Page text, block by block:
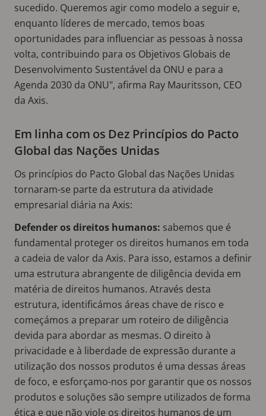
sucedido. Queremos agir como modelo a seguir e,
enquanto líderes de mercado, temos boas
oportunidades para influenciar as pessoas à nossa
volta, contribuindo para os Objetivos Globais de
Desenvolvimento Sustentável da ONU e para a
Agenda 2030 da ONU", afirma Ray Mauritsson, CEO
da Axis.
Em linha com os Dez Princípios do Pacto
Global das Nações Unidas
Os princípios do Pacto Global das Nações Unidas
tornaram-se parte da estrutura da atividade
empresarial diária na Axis:
Defender os direitos humanos: sabemos que é
fundamental proteger os direitos humanos em toda
a cadeia de valor da Axis. Para isso, estamos a definir
uma estrutura abrangente de diligência devida em
matéria de direitos humanos. Através desta
estrutura, identificámos áreas chave de risco e
começámos a preparar um roteiro de diligência
devida para abordar as mesmas. O direito à
privacidade e à liberdade de expressão durante a
utilização dos nossos produtos é uma dessas áreas
de foco, e esforçamo-nos por garantir que os nossos
produtos e soluções são sempre utilizados de forma
ética e que não viole os direitos humanos de um